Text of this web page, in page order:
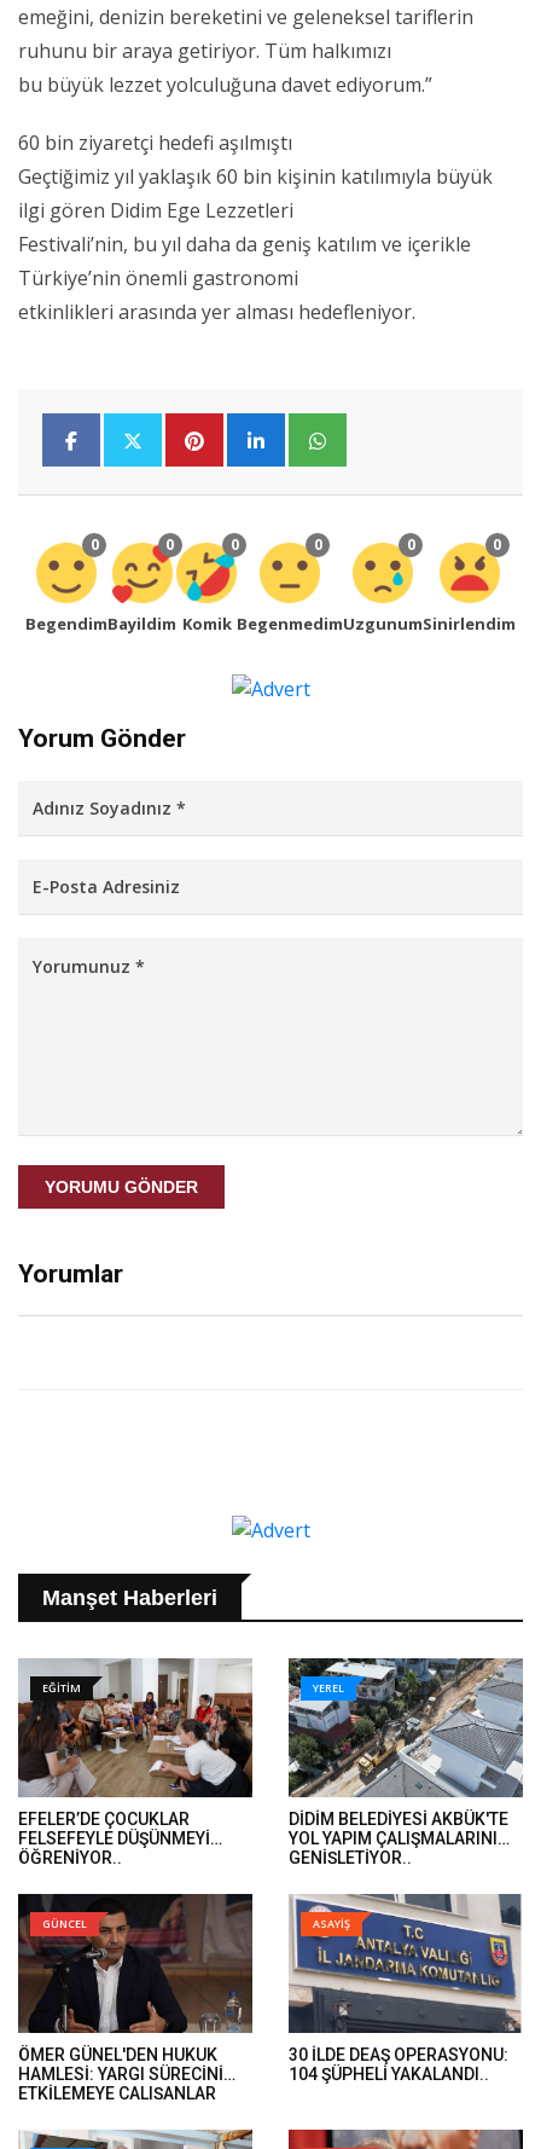
emeğini, denizin bereketini ve geleneksel tariflerin
ruhunu bir araya getiriyor. Tüm halkımızı
bu büyük lezzet yolculuğuna davet ediyorum.”
60 bin ziyaretçi hedefi aşılmıştı
Geçtiğimiz yıl yaklaşık 60 bin kişinin katılımıyla büyük
ilgi gören Didim Ege Lezzetleri
Festivali’nin, bu yıl daha da geniş katılım ve içerikle
Türkiye’nin önemli gastronomi
etkinlikleri arasında yer alması hedefleniyor.
0
Begendim
0
Bayildim
0
Komik
0
Begenmedim
0
Uzgunum
0
Sinirlendim
Yorum Gönder
YORUMU GÖNDER
Yorumlar
Manşet Haberleri
EĞİTİM
EFELER’DE ÇOCUKLAR
FELSEFEYLE DÜŞÜNMEYİ
ÖĞRENİYOR..
YEREL
DİDİM BELEDİYESİ AKBÜK'TE
YOL YAPIM ÇALIŞMALARINI
GENİŞLETİYOR..
GÜNCEL
ÖMER GÜNEL'DEN HUKUK
HAMLESİ: YARGI SÜRECİNİ
ETKİLEMEYE ÇALIŞANLAR
VERECEK..
ASAYİŞ
30 İLDE DEAŞ OPERASYONU:
104 ŞÜPHELİ YAKALANDI..